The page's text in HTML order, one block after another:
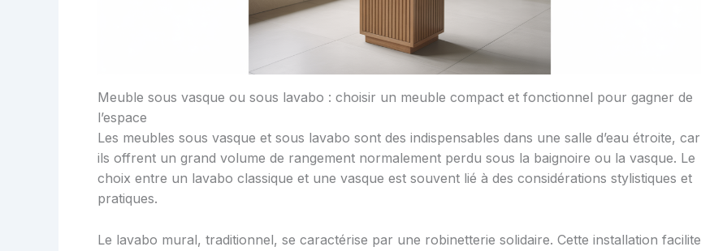
Meuble sous vasque ou sous lavabo : choisir un meuble compact et fonctionnel pour gagner de
l’espace
Les meubles sous vasque et sous lavabo sont des indispensables dans une salle d’eau étroite, car
ils offrent un grand volume de rangement normalement perdu sous la baignoire ou la vasque. Le
choix entre un lavabo classique et une vasque est souvent lié à des considérations stylistiques et
pratiques.
Le lavabo mural, traditionnel, se caractérise par une robinetterie solidaire. Cette installation facilite